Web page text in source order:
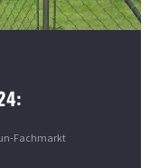
Fachmarkt